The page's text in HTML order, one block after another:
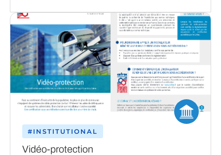
#INSTITUTIONAL
Vidéo-protection